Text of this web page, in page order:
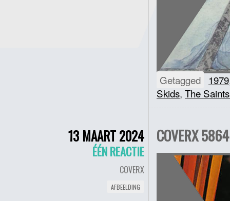
Getagged 1979
Skids, The
13 MAART 2024
ÉÉN REACTIE
COVERX
AFBEELDING
COVERX